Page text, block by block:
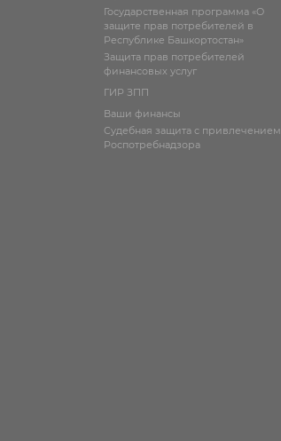
Болезнь
Государственная программа «О
защите прав потребителей в
Республике Башкортостан»
Защита прав потребителей
финансовых услуг
ГИР ЗПП
Ваши финансы
Судебная защита с привлечением
Роспотребнадзора